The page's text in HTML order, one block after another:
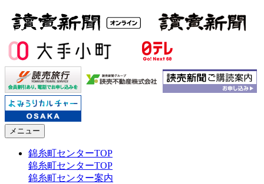
メニュー
錦糸町センターTOP
錦糸町センターTOP
錦糸町センター案内